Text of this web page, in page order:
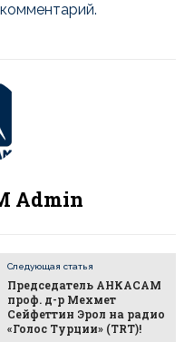
Admin
Следующая статья
Председатель АНКАСАМ
проф. д-р Мехмет
Сейфеттин Эрол на радио
«Голос Турции» (TRT)!